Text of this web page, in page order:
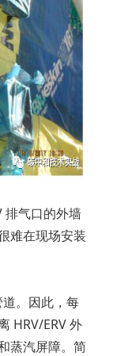
排气口的外墙
难在现场安装
。因此，每
HRV/ERV 外
蒸汽屏障。简